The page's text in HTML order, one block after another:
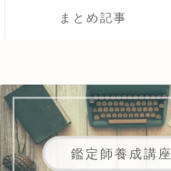
まとめ記事
鑑定師養成講座